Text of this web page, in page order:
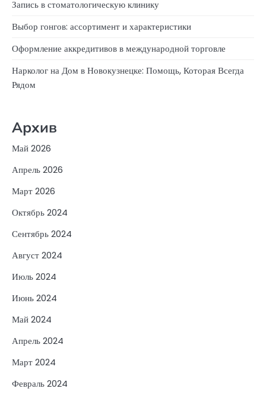
Запись в стоматологическую клинику
Выбор гонгов: ассортимент и характеристики
Оформление аккредитивов в международной торговле
Нарколог на Дом в Новокузнецке: Помощь, Которая Всегда
Рядом
Архив
Май 2026
Апрель 2026
Март 2026
Октябрь 2024
Сентябрь 2024
Август 2024
Июль 2024
Июнь 2024
Май 2024
Апрель 2024
Март 2024
Февраль 2024